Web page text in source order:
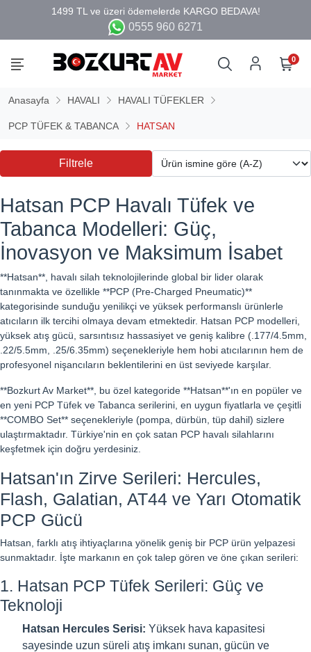
0555 960 6271
0
Anasayfa HAVALI HAVALI TÜFEKLER
PCP TÜFEK & TABANCA HATSAN
Filtrele
Hatsan PCP Havalı Tüfek ve
Tabanca Modelleri: Güç,
İnovasyon ve Maksimum İsabet
**Hatsan**, havalı silah teknolojilerinde global bir lider olarak
tanınmakta ve özellikle **PCP (Pre-Charged Pneumatic)**
kategorisinde sunduğu yenilikçi ve yüksek performanslı ürünlerle
atıcıların ilk tercihi olmaya devam etmektedir. Hatsan PCP modelleri,
yüksek atış gücü, sarsıntısız hassasiyet ve geniş kalibre (.177/4.5mm,
.22/5.5mm, .25/6.35mm) seçenekleriyle hem hobi atıcılarının hem de
profesyonel nişancıların beklentilerini en üst seviyede karşılar.
**Bozkurt Av Market**, bu özel kategoride **Hatsan**'ın en popüler ve
en yeni PCP Tüfek ve Tabanca serilerini, en uygun fiyatlarla ve çeşitli
**COMBO Set** seçenekleriyle (pompa, dürbün, tüp dahil) sizlere
ulaştırmaktadır. Türkiye'nin en çok satan PCP havalı silahlarını
keşfetmek için doğru yerdesiniz.
Hatsan'ın Zirve Serileri: Hercules,
Flash, Galatian, AT44 ve Yarı Otomatik
PCP Gücü
Hatsan, farklı atış ihtiyaçlarına yönelik geniş bir PCP ürün yelpazesi
sunmaktadır. İşte markanın en çok talep gören ve öne çıkan serileri:
1. Hatsan PCP Tüfek Serileri: Güç ve
Teknoloji
Hatsan Hercules Serisi: Yüksek hava kapasitesi
sayesinde uzun süreli atış imkanı sunan, gücün ve